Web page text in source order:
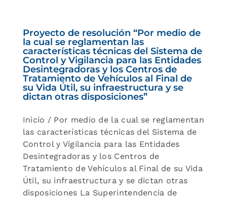
Proyecto de resolución “Por medio de
la cual se reglamentan las
características técnicas del Sistema de
Control y Vigilancia para las Entidades
Desintegradoras y los Centros de
Tratamiento de Vehículos al Final de
su Vida Útil, su infraestructura y se
dictan otras disposiciones”
Inicio / Por medio de la cual se reglamentan
las características técnicas del Sistema de
Control y Vigilancia para las Entidades
Desintegradoras y los Centros de
Tratamiento de Vehículos al Final de su Vida
Útil, su infraestructura y se dictan otras
disposiciones La Superintendencia de